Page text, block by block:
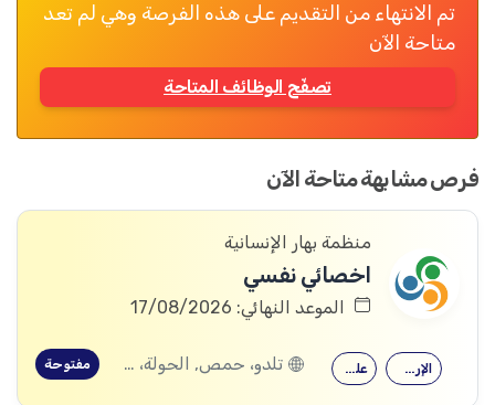
تم الانتهاء من التقديم على هذه الفرصة وهي لم تعد
متاحة الآن
تصفّح الوظائف المتاحة
فرص مشابهة متاحة الآن
منظمة بهار الإنسانية
اخصائي نفسي
الموعد النهائي: 17/08/2026
علم النفس الإرشاد النفسي تلدو، حمص, الحولة، حمص مفتوحة